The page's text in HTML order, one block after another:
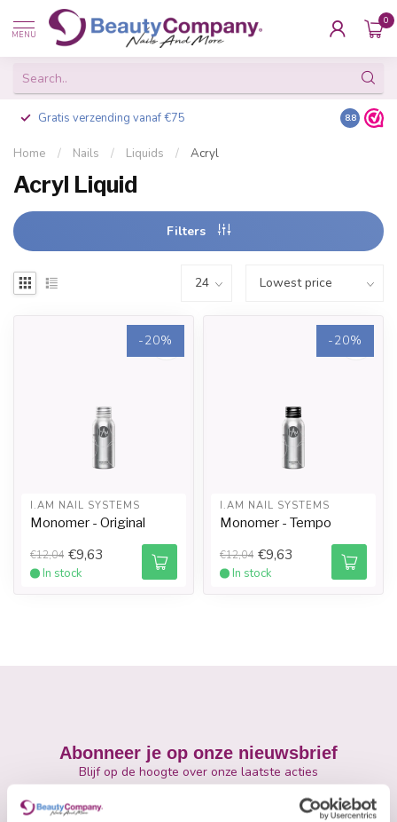
MENU
0
Gratis verzending vanaf €75 Besteld
8.8
Home / Nails / Liquids / Acryl
Acryl Liquid
Filters
-20%
I.AM NAIL SYSTEMS
Monomer - Original
€12,04 €9,63
In stock
-20%
I.AM NAIL SYSTEMS
Monomer - Tempo
€12,04 €9,63
In stock
Abonneer je op onze nieuwsbrief
Blijf op de hoogte over onze laatste acties
E-mailadres